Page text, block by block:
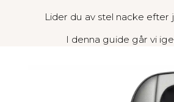
Lider du av stel nacke efter
I denna guide går vi